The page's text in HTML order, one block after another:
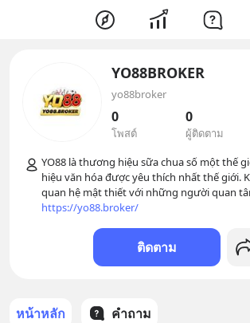
YO88BROKER
yo88broker
0
โพสต์
0
ผู้ติดตาม
YO88 là thương hiệu sữa chua số một thế
hiệu văn hóa được yêu thích nhất thế giới.
https://yo88.broker/
ติดตาม
หน้าหลัก คำถาม